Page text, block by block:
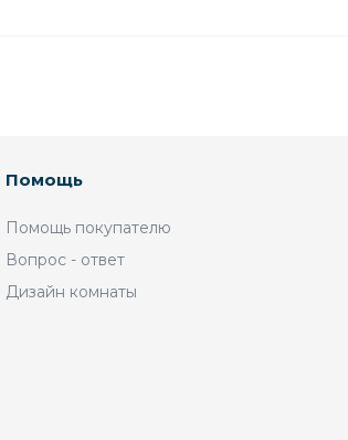
Помощь
Помощь покупателю
Вопрос - ответ
Дизайн комнаты